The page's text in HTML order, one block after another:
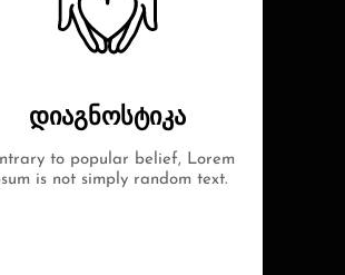
დიაგნოსტიკა
to popular belief, Lorem
is not simply random text.